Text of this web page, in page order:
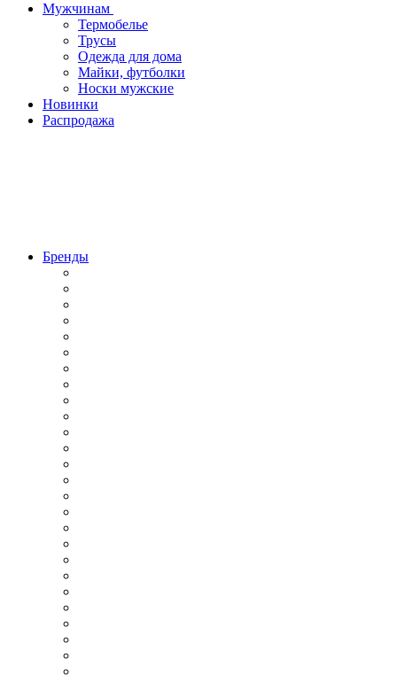
Мужчинам
Термобелье
Трусы
Одежда для дома
Майки, футболки
Носки мужские
Новинки
Распродажа
Бренды